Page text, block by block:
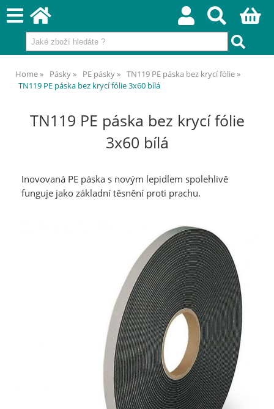
Home Pásky PE pásky
TN119 PE páska bez krycí fólie
TN119 PE páska bez krycí fólie 3x60 bílá
TN119 PE páska bez krycí fólie
3x60 bílá
Inovovaná PE páska s novým lepidlem spolehlivě
funguje jako základní těsnění proti prachu.